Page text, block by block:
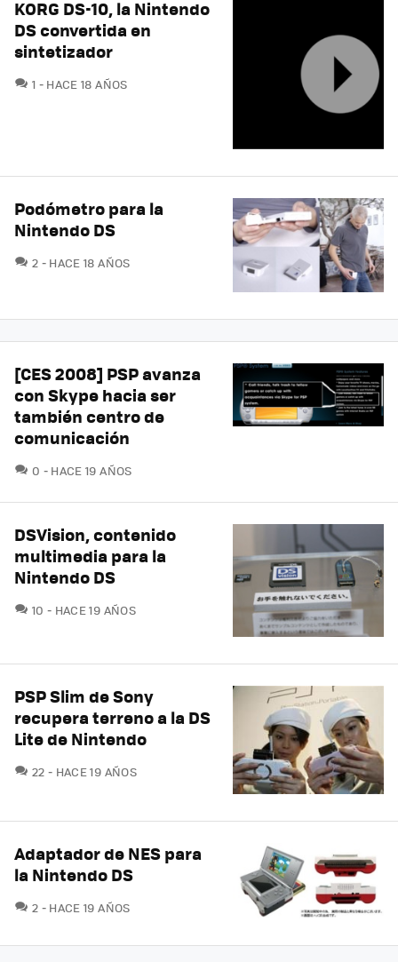
KORG DS-10, la Nintendo
DS convertida en
sintetizador
1 COMENTARIOS
HACE 18 AÑOS
Podómetro para la
Nintendo DS
2 COMENTARIOS
HACE 18 AÑOS
[CES 2008] PSP avanza
con Skype hacia ser
también centro de
comunicación
0 COMENTARIOS
HACE 19 AÑOS
DSVision, contenido
multimedia para la
Nintendo DS
10 COMENTARIOS
HACE 19 AÑOS
PSP Slim de Sony
recupera terreno a la DS
Lite de Nintendo
22 COMENTARIOS
HACE 19 AÑOS
Adaptador de NES para
la Nintendo DS
2 COMENTARIOS
HACE 19 AÑOS